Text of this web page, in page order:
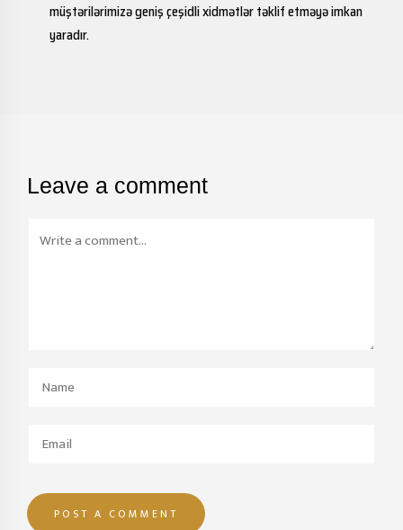
müştərilərimizə geniş çeşidli xidmətlər təklif etməyə imkan
yaradır.
Leave a comment